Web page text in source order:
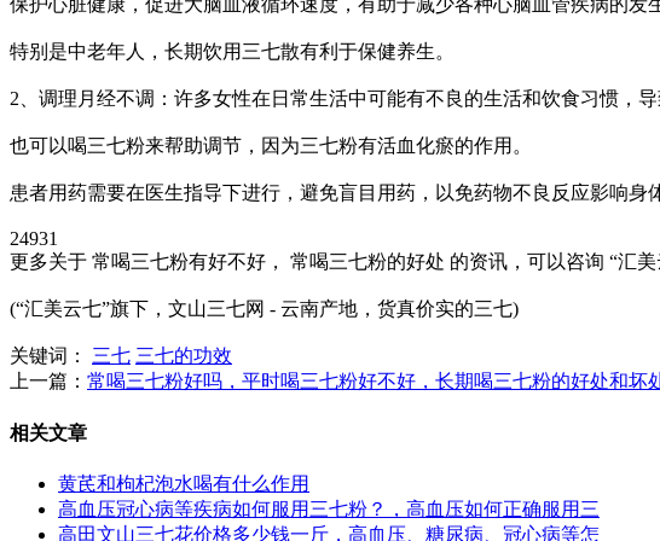
保护心脏健康，促进大脑血液循环速度，有助于减少各种心脑血管疾病的发
特别是中老年人，长期饮用三七散有利于保健养生。
2、调理月经不调：许多女性在日常生活中可能有不良的生活和饮食习惯，
也可以喝三七粉来帮助调节，因为三七粉有活血化瘀的作用。
患者用药需要在医生指导下进行，避免盲目用药，以免药物不良反应影响身
24931
更多关于 常喝三七粉有好不好， 常喝三七粉的好处 的资讯，可以咨询 “汇美
(“汇美云七”旗下，文山三七网 - 云南产地，货真价实的三七)
关键词： 三七 三七的功效
上一篇： 常喝三七粉好吗，平时喝三七粉好不好，长期喝三七粉的好处和坏
相关文章
黄芪和枸杞泡水喝有什么作用
高血压冠心病等疾病如何服用三七粉？，高血压如何正确服用三
高田文山三七花价格多少钱一斤，高血压、糖尿病、冠心病等怎